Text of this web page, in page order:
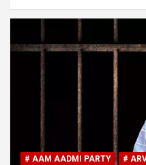
# AAM AADMI PARTY #